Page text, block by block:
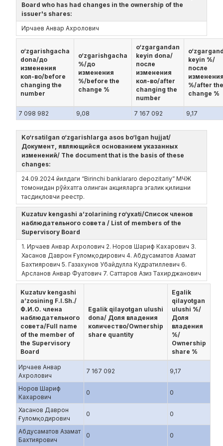
Board who has had changes in the ownership of the
issuer's shares:
Ирчаев Анвар Ахролович
o‘zgarishgacha
dona/до
изменения
кол-во/before
changing the
number
o‘zgarishgacha
%/до
изменения
%/before the
change %
o‘zgargandan
keyin dona/
после
изменения
кол-во/after
changing the
number
keyin %/
после
%/after the
change %
7 098 982 9,08 7 167 092 9,17
Ko‘rsatilgan o‘zgarishlarga asos bo‘lgan hujjat/
Документ, являющийся основанием указанных
изменений/ The document that is the basis of these
changes:
24.09.2024 йилдаги “Birinchi banklararo depozitariy” МЧЖ
томонидан рўйхатга олинган акцияларга эгалик қилишни
тасдиқловчи реестр.
Kuzatuv kengashi a’zolarining ro‘yxati/Список членов
наблюдательного совета / List of members of the
Supervisory Board
1. Ирчаев Анвар Ахролович 2. Норов Шариф Кахарович 3.
Хасанов Даврон Ғуломқодирович 4. Абдусаматов Азамат
Бахтиярович 5. Газахунов Убайдулла Кудратиллевич 6.
Арсланов Анвар Фуатович 7. Саттаров Азиз Тахирджанович
Kuzatuv kengashi
a’zosining F.I.Sh./
Ф.И.О. члена
наблюдательного
совета/Full name
of the member of
the Supervisory
Board
Egalik qilayotgan ulushi
dona/ Доля владения
количество/Ownership
share quantity
Egalik
qilayotgan
ulushi %/
Доля
владения
%/
Ownership
share %
Ирчаев Анвар
Ахролович
7 167 092 9,17
Норов Шариф
Кахарович
0 0
Хасанов Даврон
Ғуломқодирович
0 0
Абдусаматов Азамат
Бахтиярович
0 0